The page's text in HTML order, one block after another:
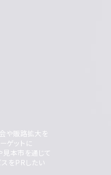
や販路拡大を
ゲットに
本市を通じて
をPRしたい